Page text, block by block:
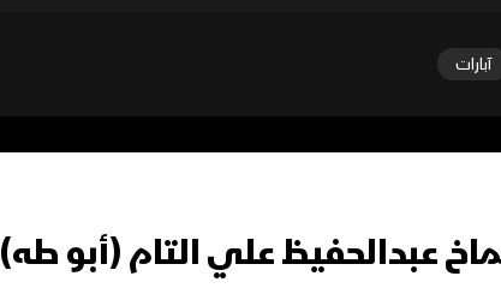
آبارات
عبدالحفيظ علي التام (أبو طه)